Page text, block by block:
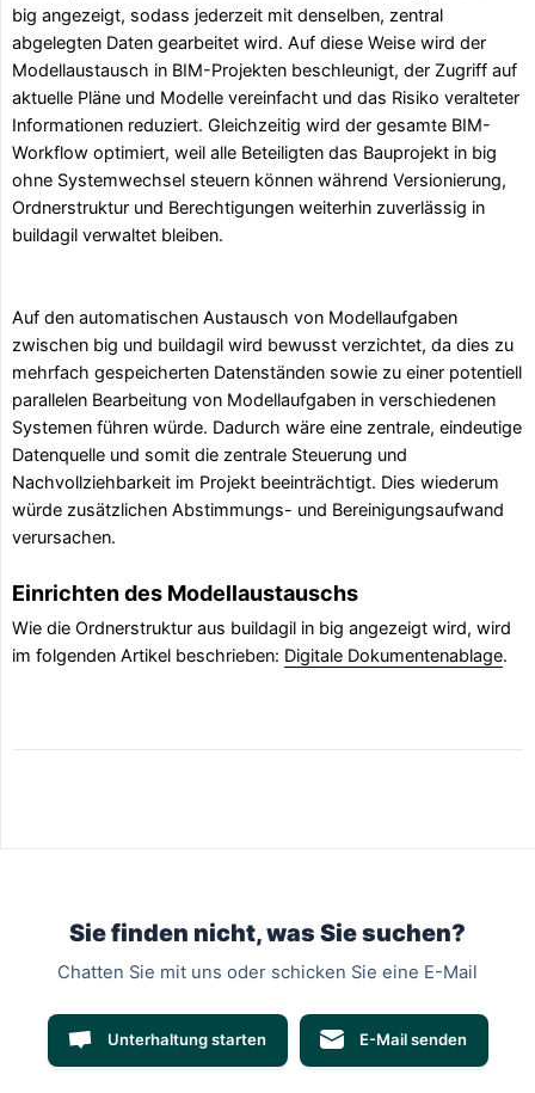
big angezeigt, sodass jederzeit mit denselben, zentral
abgelegten Daten gearbeitet wird. Auf diese Weise wird der
Modellaustausch in BIM-Projekten beschleunigt, der Zugriff auf
aktuelle Pläne und Modelle vereinfacht und das Risiko veralteter
Informationen reduziert. Gleichzeitig wird der gesamte BIM-
Workflow optimiert, weil alle Beteiligten das Bauprojekt in big
ohne Systemwechsel steuern können während Versionierung,
Ordnerstruktur und Berechtigungen weiterhin zuverlässig in
buildagil verwaltet bleiben.
Auf den automatischen Austausch von Modellaufgaben
zwischen big und buildagil wird bewusst verzichtet, da dies zu
mehrfach gespeicherten Datenständen sowie zu einer potentiell
parallelen Bearbeitung von Modellaufgaben in verschiedenen
Systemen führen würde. Dadurch wäre eine zentrale, eindeutige
Datenquelle und somit die zentrale Steuerung und
Nachvollziehbarkeit im Projekt beeinträchtigt. Dies wiederum
würde zusätzlichen Abstimmungs- und Bereinigungsaufwand
verursachen.
Einrichten des Modellaustauschs
Wie die Ordnerstruktur aus buildagil in big angezeigt wird, wird
im folgenden Artikel beschrieben: Digitale Dokumentenablage.
Sie finden nicht, was Sie suchen?
Chatten Sie mit uns oder schicken Sie eine E-Mail
Unterhaltung starten E-Mail senden